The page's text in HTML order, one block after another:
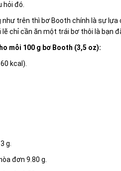
hỏi đó.
trên thì bơ Booth chính là sự
lẽ chỉ cần ăn một trái bơ thôi là bạn
mỗi 100 g bơ Booth (3,5 oz):
kcal).
g.
đơn 9.80 g.